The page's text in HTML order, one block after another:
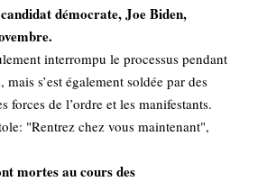
démocrate, Joe Biden,
interrompu le processus pendant
mais s’est également soldée par des
forces de l’ordre et les manifestants.
mortes au cours des